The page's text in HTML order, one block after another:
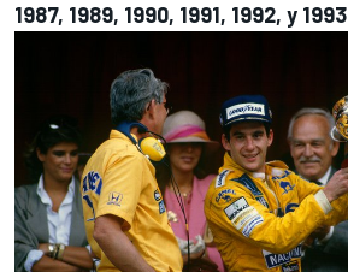
1987, 1989, 1990, 1991, 1992, y 1993